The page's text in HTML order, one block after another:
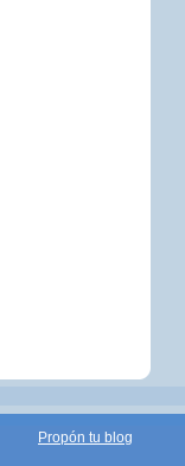
Propón tu blog